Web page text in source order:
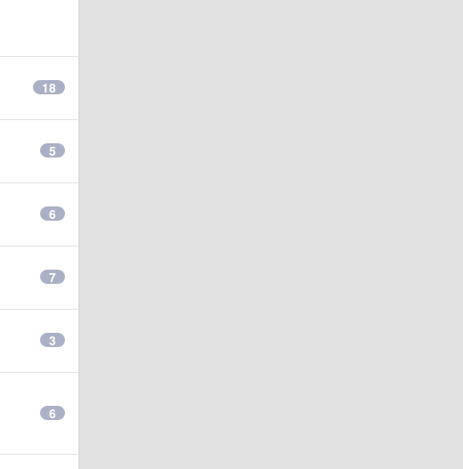
18
5
6
7
3
6